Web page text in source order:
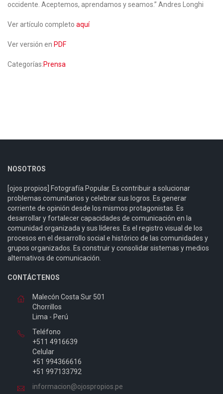
occidente. Aceptemos, aprendamos y seamos.” Andres Longhi
Ver artículo completo aquí
Ver versión en PDF
Categorías:Prensa
NOSOTROS
[ojos propios] Fotografía Popular. Es contribuir a solucionar
problemas comunitarios y celebrar sus logros. Es generar
corriente de opinión desde los mismos protagonistas. Es
desarrollar y fortalecer capacidades de comunicación en la
comunidad organizada y sus líderes. Es el registro visual de los
procesos en el desarrollo social e histórico de las comunidades y
grupos organizados. Es construir y consolidar sistemas y medios
alternativos de comunicación.
CONTÁCTENOS
Malecón Costa Sur 501
Chorrillos
Lima - Perú
Teléfono
+511 4916639
Celular
+51 994366616
+51 997133792
informacion@ojospropios.pe